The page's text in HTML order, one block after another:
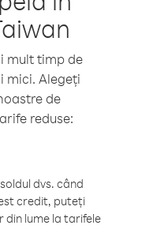
mult timp de
mici. Alegeți
de
reduse:
dvs. când
credit, puteți
lume la tarifele